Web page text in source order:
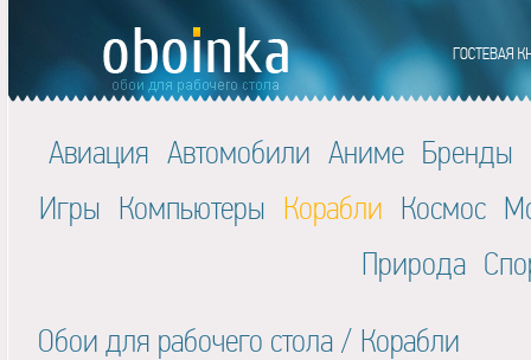
Авиация Автомобили Аниме Бренды
Игры Компьютеры Корабли Космос
Природа
Обои для рабочего стола / Корабли